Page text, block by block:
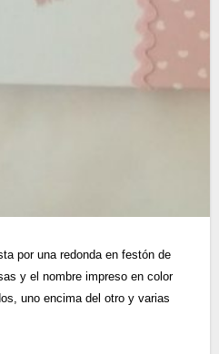
por una redonda en festón de
y el nombre impreso en color
uno encima del otro y varias